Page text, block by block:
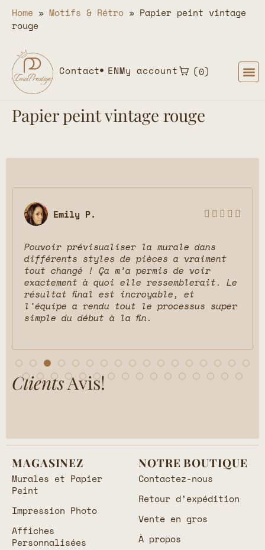
Home » Motifs & Rétro » Papier peint vintage
rouge
Contact ENMy account 0
Papier peint vintage rouge
Emily P.     
Pouvoir prévisualiser la murale dans
différents styles de pièces a vraiment
tout changé ! Ça m’a permis de voir
exactement à quoi elle ressemblerait. Le
résultat final est incroyable, et
l’équipe a rendu tout le processus super
simple du début à la fin.
ClientsAvis!
MAGASINEZ
Murales et Papier
Peint
Impression Photo
Affiches
Personnalisées
NOTRE BOUTIQUE
Contactez-nous
Retour d’expédition
Vente en gros
À propos